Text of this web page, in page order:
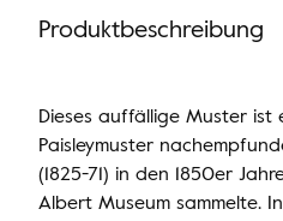
Produktbeschreibung
Dieses auffällige Muster ist
Paisleymuster
(1825-71) in den 1850er
Albert Museum sammelte.